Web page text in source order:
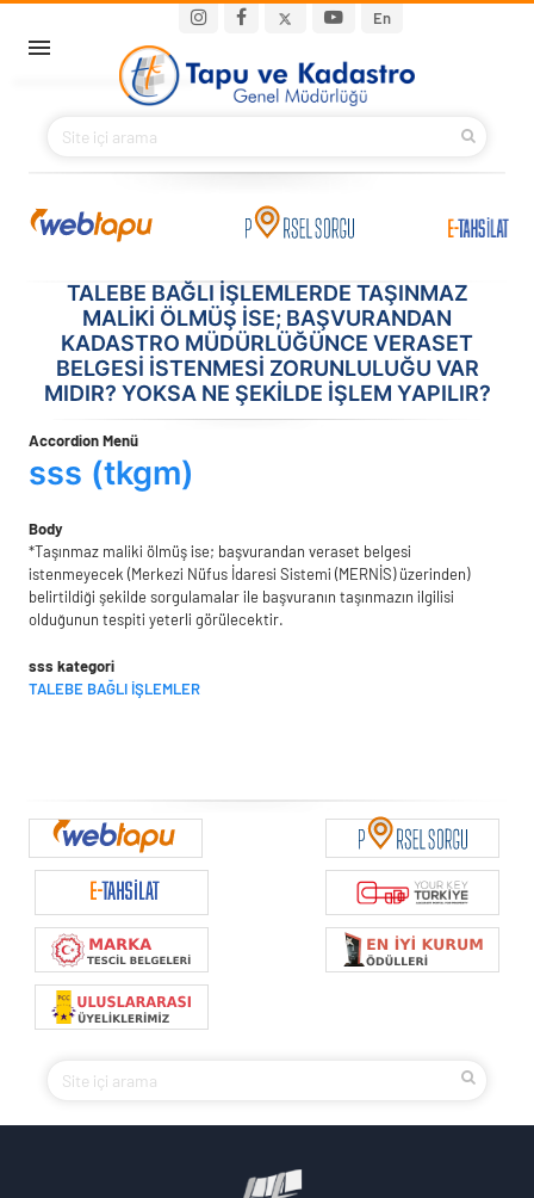
En
Main navigation
BAKANIMIZ
KURUMSAL
PROJELER
E-HİZMETLER
S.S.S.
TALEBE BAĞLI IŞLEMLERDE TAŞINMAZ
MALIKI ÖLMÜŞ ISE; BAŞVURANDAN
KADASTRO MÜDÜRLÜĞÜNCE VERASET
BELGESI ISTENMESI ZORUNLULUĞU VAR
MIDIR? YOKSA NE ŞEKILDE IŞLEM YAPILIR?
Accordion Menü
sss (tkgm)
Body
*Taşınmaz maliki ölmüş ise; başvurandan veraset belgesi
istenmeyecek (Merkezi Nüfus İdaresi Sistemi (MERNİS) üzerinden)
belirtildiği şekilde sorgulamalar ile başvuranın taşınmazın ilgilisi
olduğunun tespiti yeterli görülecektir.
sss kategori
TALEBE BAĞLI İŞLEMLER